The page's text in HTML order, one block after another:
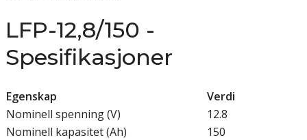
LFP-12,8/150 -
Spesifikasjoner
Egenskap
Verdi
Nominell spenning (V)
12.8
Nominell kapasitet (Ah)
150